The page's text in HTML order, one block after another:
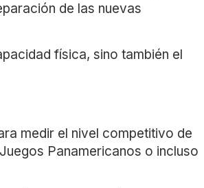
de las nuevas
física, sino también el
medir el nivel competitivo de
Panamericanos o incluso